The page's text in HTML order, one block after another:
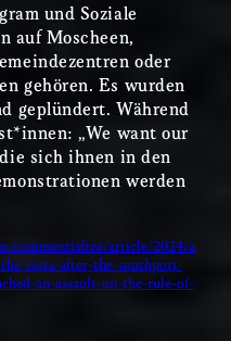
und Soziale
auf Moscheen,
oder
gehören. Es wurden
geplündert. Während
„We want our
sich ihnen in den
werden
commentisfree/article/2024/a
riots-after-the-southport-
an-assault-on-the-rule-of-